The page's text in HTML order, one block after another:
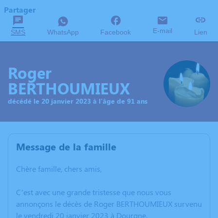
Partager
SMS WhatsApp Facebook E-mail Lien
Roger
BERTHOUMIEUX
décédé le 20 janvier 2023 à l'âge de 91 ans
Message de la famille
Chère famille, chers amis,
C’est avec une grande tristesse que nous vous
annonçons le décès de Roger BERTHOUMIEUX survenu
le vendredi 20 janvier 2023 à Dourgne.